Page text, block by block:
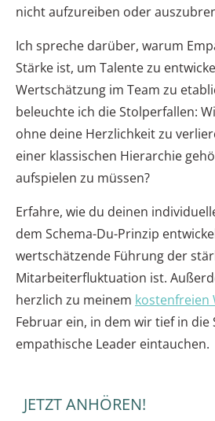
nicht aufzureiben oder
Ich spreche darüber, warum
Stärke ist, um Talente zu
Wertschätzung im Team zu
beleuchte ich die Stolperfallen:
ohne deine Herzlichkeit zu
einer klassischen Hierarchie
aufspielen zu müssen?
Erfahre, wie du deinen
dem Schema-Du-Prinzip
wertschätzende Führung der
Mitarbeiterfluktuation ist.
herzlich zu meinem kostenfreien
Februar ein, in dem wir tief in
empathische Leader eintauchen.
JETZT ANHÖREN!